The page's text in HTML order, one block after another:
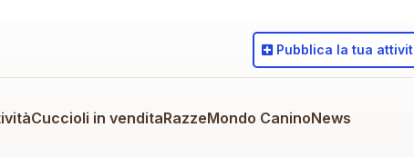
Cuccioli in venditaRazzeMondo CaninoNews
Pubblica la tua